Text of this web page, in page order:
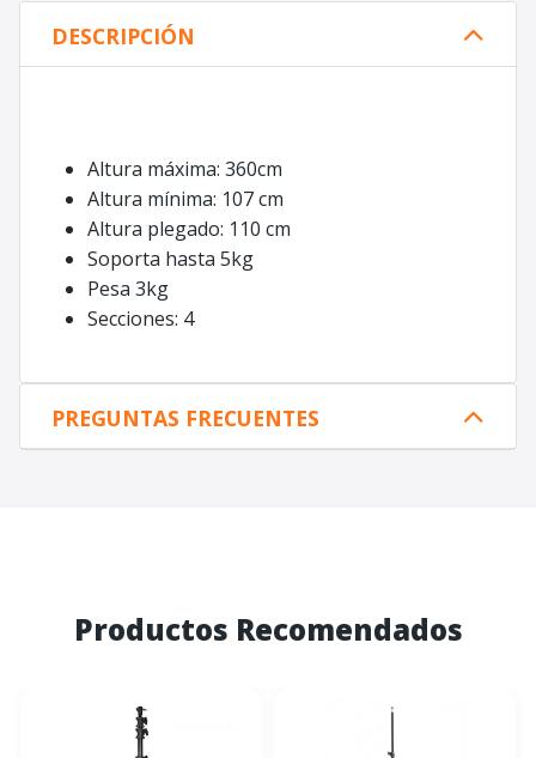
DESCRIPCIÓN
Altura máxima: 360cm
Altura mínima: 107 cm
Altura plegado: 110 cm
Soporta hasta 5kg
Pesa 3kg
Secciones: 4
PREGUNTAS FRECUENTES
Productos Recomendados